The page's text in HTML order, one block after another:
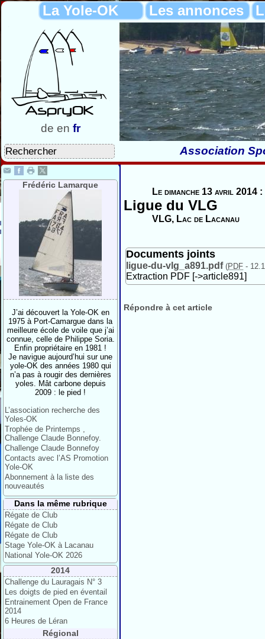
La Yole-OK Les annonces
de en fr
Association
Frédéric Lamarque
J’ai découvert la Yole-OK en
1975 à Port-Camargue dans la
meilleure école de voile que j’ai
connue, celle de Philippe Soria.
Enfin propriétaire en 1981 !
Je navigue aujourd’hui sur une
yole-OK des années 1980 qui
n’a pas à rougir des dernières
yoles. Mât carbone depuis
2009 : le pied !
L’association recherche des
Yoles-OK
Trophée de Printemps ,
Challenge Claude Bonnefoy.
Challenge Claude Bonnefoy
Contacts avec l’AS Promotion
Yole-OK
Abonnement à la liste des
nouveautés
Dans la même rubrique
Régate de Club
Régate de Club
Régate de Club
Stage Yole-OK à Lacanau
National Yole-OK 2026
2014
Challenge du Lauragais N° 3
Les doigts de pied en éventail
Entrainement Open de France
2014
6 Heures de Léran
Régional
Le dimanche 13 avril 2014 :
Ligue du VLG
VLG, Lac de Lacanau
Documents joints
ligue-du-vlg_a891.pdf (PDF -
Extraction PDF [->article891]
Répondre à cet article